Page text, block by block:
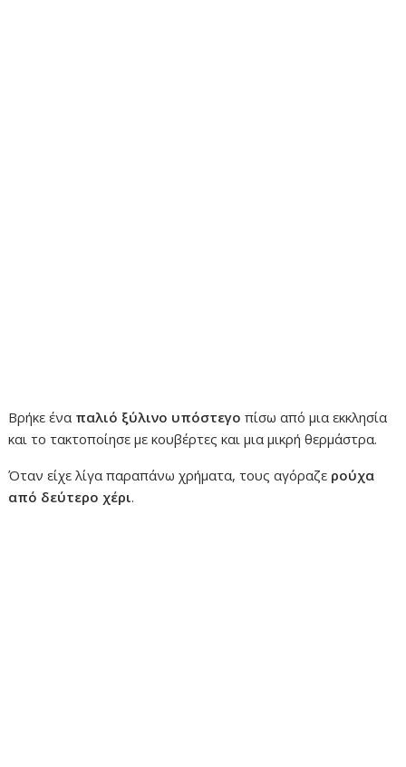
Βρήκε ένα παλιό ξύλινο υπόστεγο πίσω από μια εκκλησία
και το τακτοποίησε με κουβέρτες και μια μικρή θερμάστρα.
Όταν είχε λίγα παραπάνω χρήματα, τους αγόραζε ρούχα
από δεύτερο χέρι.